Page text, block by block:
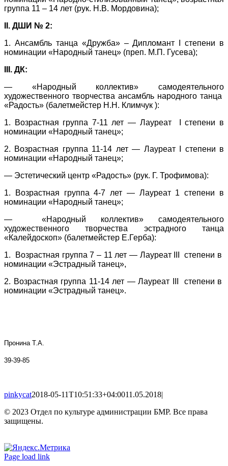
группа 11 – 14 лет (рук. Н.В. Мордовина);
. ДШИ № 2:
1. Ансамбль танца «Дружба» – Дипломант
степени в
номинации «Народный танец» (преп. М.П. Гусева);
. ДК:
— «Народный коллектив» самодеятельного
художественного творчества ансамбль народного танца
«Радость» (балетмейстер Н.Н. Климчук ):
1. Возрастная группа 7-11 лет — Лауреат
степени в
номинации «Народный танец»;
2. Возрастная группа 11-14 лет — Лауреат
степени в
номинации «Народный танец»;
— Эстетический центр «Радость» (рук. Г. Трофимова):
1. Возрастная группа 4-7 лет — Лауреат 1 степени в
номинации «Народный танец»;
— «Народный коллектив» самодеятельного
художественного творчества эстрадного танца
«Калейдоскоп» (балетмейстер Е.Герба):
1. Возрастная группа 7 – 11 лет — Лауреат
степени в
номинации «Эстрадный танец»,
2. Возрастная группа 11-14 лет — Лауреат
степени в
номинации «Эстрадный танец».
Пронина Т.А.
39-39-85
pinkycat2018-05-11T10:51:33+04:0011.05.2018|
© 2023 Отдел по культуре администрации БМР. Все права
защищены.
Вконтакте
Одноклассники
Page load link